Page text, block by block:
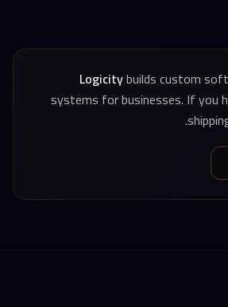
Logicitybuilds custom
systems for businesses. If you